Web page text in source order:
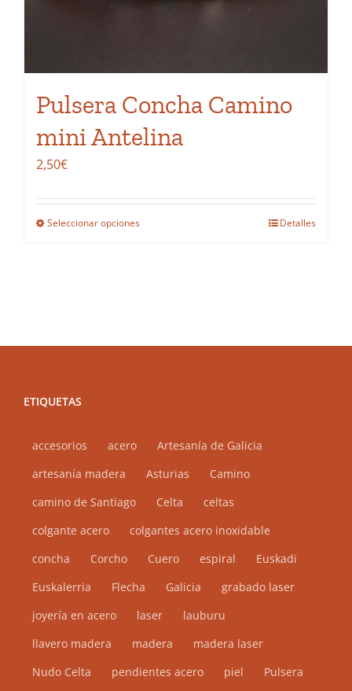
Pulsera Concha Camino
mini Antelina
2,50€
Seleccionar opcionesEste
la
producto
Detalles
ETIQUETAS
accesorios acero
Artesanía de Galicia
artesanía madera
Asturias
Camino
camino de Santiago
Celta
celtas
colgante acero
colgantes acero inoxidable
concha
Corcho Cuero espiral
Euskadi
Euskalerria
Flecha Galicia
grabado laser
joyería en acero
laser
lauburu
llavero madera
madera
madera laser
Nudo Celta
pendientes acero piel
Pulsera